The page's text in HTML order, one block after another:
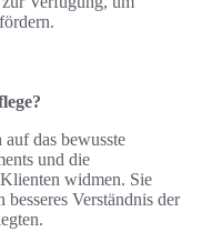
das bewusste
und die
widmen. Sie
Verständnis der